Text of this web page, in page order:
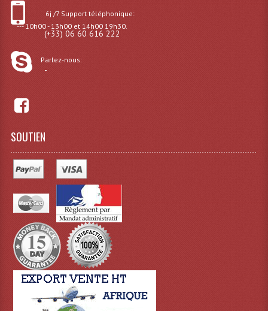
Crochets Et Accessoires
Embases Pour Structure
Structure Echelle 290 Asd
Structure Et Angles Quatro Deco
Structures Carrées
6j /7 Support téléphonique:
--- 10h00 - 13h00 et 14h00 19h30.
(+33) 06 60 616 222
Parlez-nous:
-
SOUTIEN